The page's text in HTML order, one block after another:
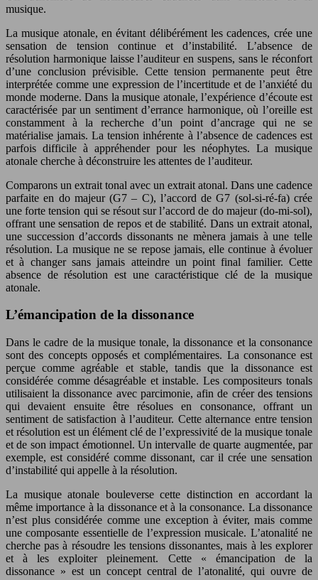
musique.
La musique atonale, en évitant délibérément les cadences, crée une
sensation de tension continue et d’instabilité. L’absence de
résolution harmonique laisse l’auditeur en suspens, sans le réconfort
d’une conclusion prévisible. Cette tension permanente peut être
interprétée comme une expression de l’incertitude et de l’anxiété du
monde moderne. Dans la musique atonale, l’expérience d’écoute est
caractérisée par un sentiment d’errance harmonique, où l’oreille est
constamment à la recherche d’un point d’ancrage qui ne se
matérialise jamais. La tension inhérente à l’absence de cadences est
parfois difficile à appréhender pour les néophytes. La musique
atonale cherche à déconstruire les attentes de l’auditeur.
Comparons un extrait tonal avec un extrait atonal. Dans une cadence
parfaite en do majeur (G7 – C), l’accord de G7 (sol-si-ré-fa) crée
une forte tension qui se résout sur l’accord de do majeur (do-mi-sol),
offrant une sensation de repos et de stabilité. Dans un extrait atonal,
une succession d’accords dissonants ne mènera jamais à une telle
résolution. La musique ne se repose jamais, elle continue à évoluer
et à changer sans jamais atteindre un point final familier. Cette
absence de résolution est une caractéristique clé de la musique
atonale.
L’émancipation de la dissonance
Dans le cadre de la musique tonale, la dissonance et la consonance
sont des concepts opposés et complémentaires. La consonance est
perçue comme agréable et stable, tandis que la dissonance est
considérée comme désagréable et instable. Les compositeurs tonals
utilisaient la dissonance avec parcimonie, afin de créer des tensions
qui devaient ensuite être résolues en consonance, offrant un
sentiment de satisfaction à l’auditeur. Cette alternance entre tension
et résolution est un élément clé de l’expressivité de la musique tonale
et de son impact émotionnel. Un intervalle de quarte augmentée, par
exemple, est considéré comme dissonant, car il crée une sensation
d’instabilité qui appelle à la résolution.
La musique atonale bouleverse cette distinction en accordant la
même importance à la dissonance et à la consonance. La dissonance
n’est plus considérée comme une exception à éviter, mais comme
une composante essentielle de l’expression musicale. L’atonalité ne
cherche pas à résoudre les tensions dissonantes, mais à les explorer
et à les exploiter pleinement. Cette « émancipation de la
dissonance » est un concept central de l’atonalité, qui ouvre de